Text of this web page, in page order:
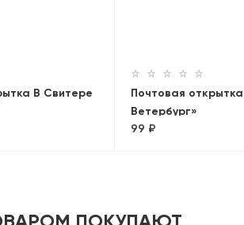
В Свитере
Почтовая
Ветербург»
99 ₽
ПОКУПАЮТ